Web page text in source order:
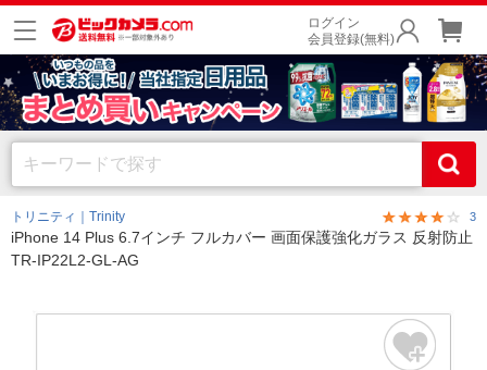
ログイン
会員登録(無料)
トリニティ｜Trinity 3
iPhone 14 Plus 6.7インチ フルカバー 画面保護強化ガラス 反射防止
TR-IP22L2-GL-AG